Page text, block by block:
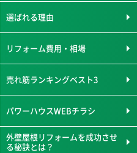
選ばれる理由
リフォーム費用・相場
売れ筋ランキングベスト3
パワーハウスWEBチラシ
外壁屋根リフォームを成功させ
る秘訣とは？